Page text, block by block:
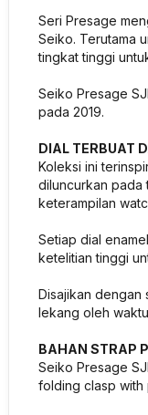
Seri Presage
Seiko. Terutama
tingkat tinggi
Seiko Presage
pada 2019.
DIAL TERBUAT
Koleksi ini
diluncurkan pada
keterampilan
Setiap dial
ketelitian tinggi
Disajikan dengan
lekang oleh
BAHAN STRAP
Seiko Presage
folding clasp with